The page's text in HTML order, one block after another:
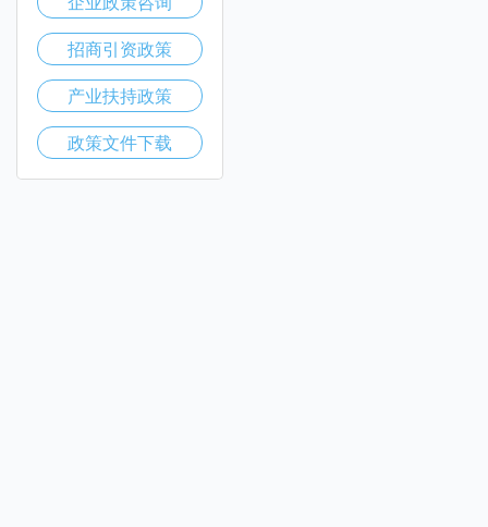
招商引资政策
产业扶持政策
政策文件下载